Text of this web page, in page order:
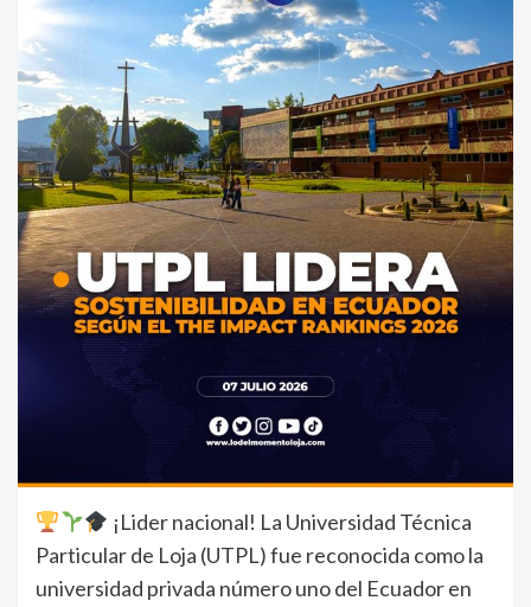
¡Lider nacional! La Universidad Técnica
Particular de Loja (UTPL) fue reconocida como la
universidad privada número uno del Ecuador en